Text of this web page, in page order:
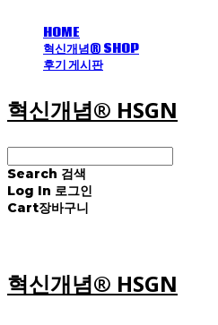
HOME
혁신개념® SHOP
후기 게시판
혁신개념® HSGN
Search 검색
Log In 로그인
Cart장바구니
혁신개념® HSGN